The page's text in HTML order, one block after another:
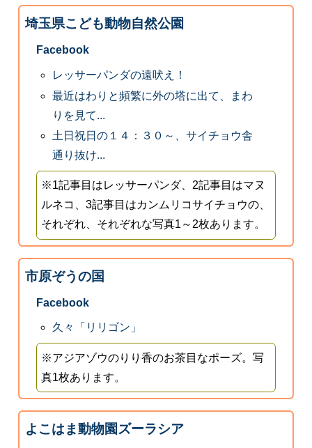
埼玉県こども動物自然公園
Facebook
レッサーパンダの遠吠え！
最近はわりと頻繁に外の塔に出て、まわ
りを見て...
土日祝日の１４：３０～、サイチョウ舎
通り抜け...
※1記事目はレッサーパンダ、2記事目はマヌ
ルネコ、3記事目はカンムリコサイチョウの、
それぞれ、それぞれな写真1～2枚あります。
市原ぞうの国
Facebook
久々「リリゴン」
※アジアゾウのりり香のお茶目なポーズ。写
真1枚あります。
よこはま動物園ズーラシア